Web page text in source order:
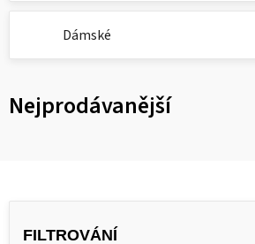
Dámské
Nejprodávanější
V